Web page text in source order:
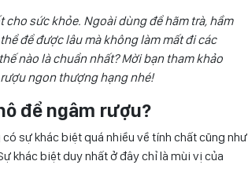
sức khỏe. Ngoài dùng để hãm trà, hầm
để được lâu mà không làm mất đi các
nào là chuẩn nhất? Mời bạn tham khảo
ngon thượng hạng nhé!
để ngâm rượu?
sự khác biệt quá nhiều về tính chất cũng như
khác biệt duy nhất ở đây chỉ là mùi vị của